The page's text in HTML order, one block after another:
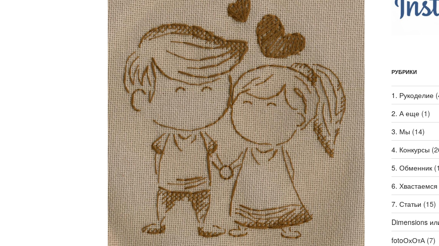
РУБРИКИ
1. Рукоделие
2. А еще(1)
3. Мы (14)
4. Конкурсы
5. Обменник
6. Хвастаемся
7. Статьи (15)
Dimensions
fotoОхОтА(7)